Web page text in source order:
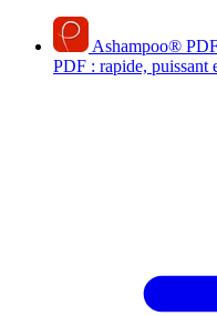
Ashampoo®
PDF : rapide, puissant